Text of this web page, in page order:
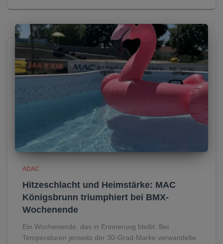
ADAC
Hitzeschlacht und Heimstärke: MAC
Königsbrunn triumphiert bei BMX-
Wochenende
Ein Wochenende, das in Erinnerung bleibt: Bei
Temperaturen jenseits der 30-Grad-Marke verwandelte